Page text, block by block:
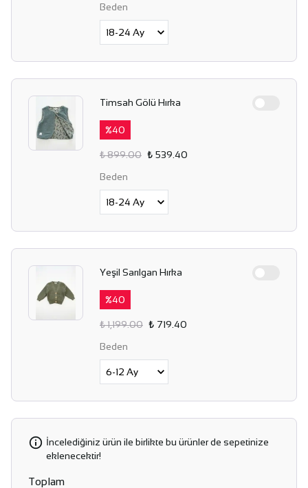
Beden
Timsah Gölü Hırka
%40
₺ 899.00 ₺ 539.40
Beden
Yeşil Sarılgan Hırka
%40
₺ 1,199.00 ₺ 719.40
Beden
İncelediğiniz ürün ile birlikte bu ürünler de sepetinize
eklenecektir!
Toplam